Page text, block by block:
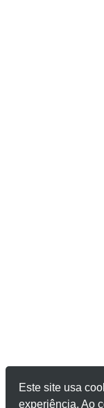
Este site usa
experiência. Ao